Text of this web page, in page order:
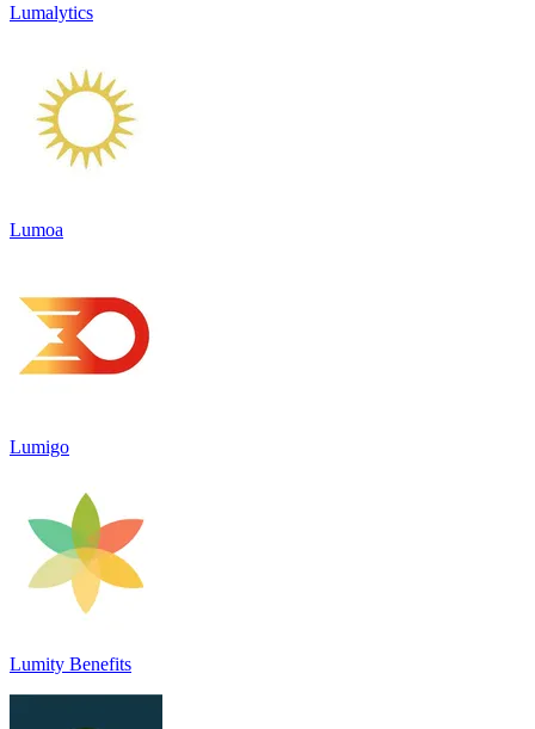
Lumalytics
Lumoa
Lumigo
Lumity Benefits